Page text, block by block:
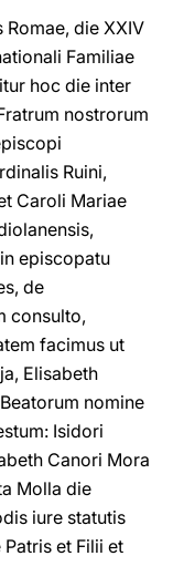
die XXIV
Familiae
hoc die inter
nostrorum
Ruini,
Caroli Mariae
episcopatu
de
consulto,
facimus ut
Elisabeth
nomine
Isidori
Canori Mora
Molla die
iure statutis
et Filii et